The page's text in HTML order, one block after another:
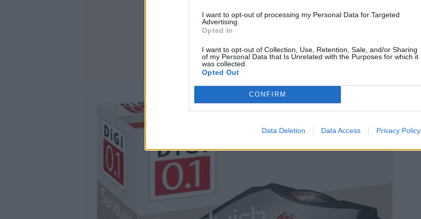
I want to opt-out of processing my Personal Data for Targeted
Advertising.
Opted In
I want to opt-out of Collection, Use, Retention, Sale, and/or Sharing
of my Personal Data that Is Unrelated with the Purposes for which it
was collected.
Opted Out
CONFIRM
Data Deletion Data Access Privacy Policy